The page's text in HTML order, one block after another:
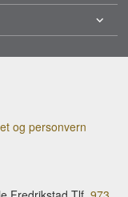
og personvern